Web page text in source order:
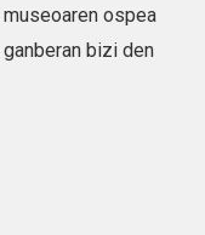
ospea
bizi den